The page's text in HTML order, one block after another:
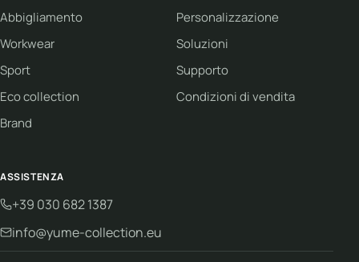
Abbigliamento
Workwear
Sport
Eco collection
Brand
Personalizzazione
Soluzioni
Supporto
Condizioni di vendita
ASSISTENZA
+39 030 682 1387
info@yume-collection.eu